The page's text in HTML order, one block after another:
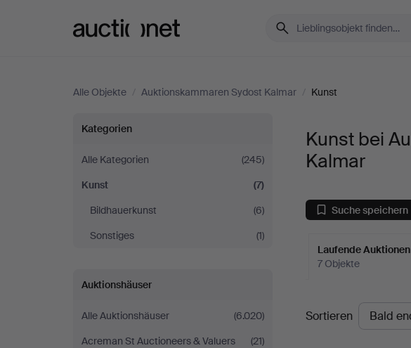
Alle Objekte / Auktionskammaren Sydost Kalmar / Kunst
Kunst
bei
Auktionskammaren
Sydost
Kategorien
Alle Kategorien
(245)
Kunst
(7)
Bildhauerkunst
(6)
Sonstiges
(1)
Auktionshäuser
Alle Auktionshäuser
(6.020)
Acreman St Auctioneers & Valuers
(21)
Kunst bei
Kalmar
Suche speichern
Laufende Auktionen
7 Objekte
Laufende
Auktionen
Sortieren